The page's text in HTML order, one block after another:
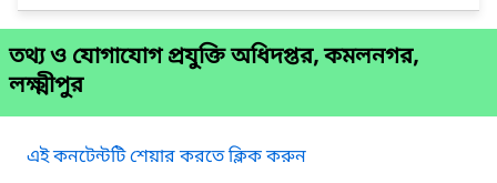
তথ্য ও যোগাযোগ প্রযুক্তি অধিদপ্তর, কমলনগর,
লক্ষ্মীপুর
এই কনটেন্টটি শেয়ার করতে ক্লিক করুন